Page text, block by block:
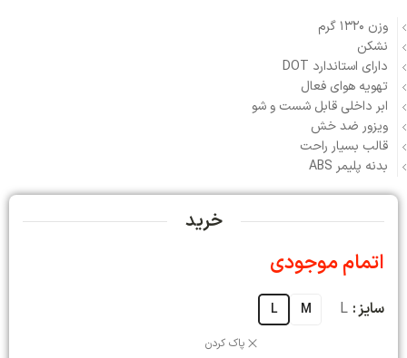
وزن 1320 گرم
نشکن
دارای استاندارد DOT
تهویه هوای فعال
ابر داخلی قابل شست و شو
ویزور ضد خش
قالب بسیار راحت
بدنه پلیمر ABS
خرید
اتمام موجودی
سایز L
M
L
پاک کردن